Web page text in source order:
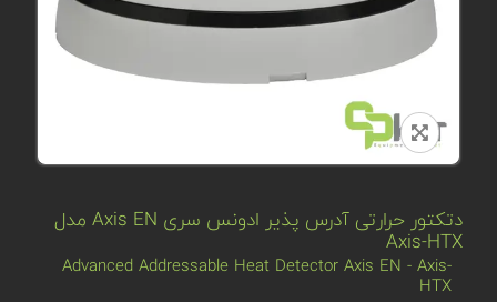
دتکتور حرارتی آدرس پذیر ادونس سری Axis EN مدل
Axis-HTX
Advanced Addressable Heat Detector Axis EN - Axis-
HTX